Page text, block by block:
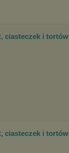
ciasteczek i tortów
ciasteczek i tortów